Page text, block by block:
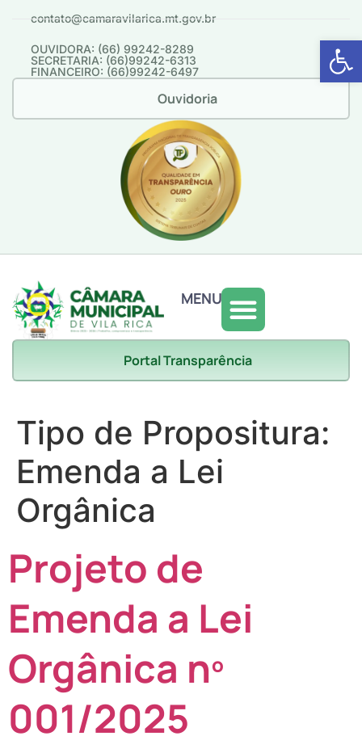
Abrir
contato@camaravilarica.mt.gov.br
OUVIDORA: (66) 99242-8289
SECRETARIA: (66)99242-6313
FINANCEIRO: (66)99242-6497
Ouvidoria
MENU
Portal Transparência
Tipo de Propositura:
Emenda a Lei
Orgânica
Projeto de
Emenda a Lei
Orgânica nº
001/2025